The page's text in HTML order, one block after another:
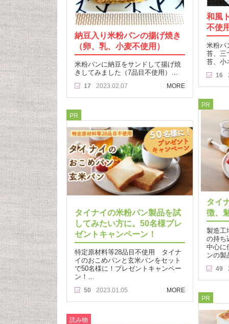
和風
不使
米粉パ
苔、三
苔、小
16
納豆入り米粉パンの揚げ焼き
（卵、乳、小麦不使用）
米粉パンに納豆をサンドして揚げ焼
きしてみました（7品目不使用）…
17 2023.02.07 MORE
PR
タイ
徴、
製造工
の持ち
中心に
ンの
49
PR
タイナイの米粉パン製品を試
してみたい方に。50名様プレ
ゼントキャンペーン！
特定原材料等28品目不使用 タイナ
イのおこめパンと玄米パンをセット
で50名様に！プレゼントキャンペー
ン！…
50 2023.01.05
MORE
PR
読み物